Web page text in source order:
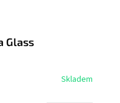
Glass
Skladem